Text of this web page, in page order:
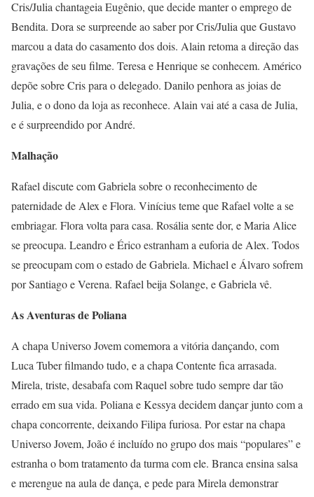
Cris/Julia chantageia Eugênio, que decide manter o emprego de
Bendita. Dora se surpreende ao saber por Cris/Julia que Gustavo
marcou a data do casamento dos dois. Alain retoma a direção das
gravações de seu filme. Teresa e Henrique se conhecem. Américo
depõe sobre Cris para o delegado. Danilo penhora as joias de
Julia, e o dono da loja as reconhece. Alain vai até a casa de Julia,
e é surpreendido por André.
Malhação
Rafael discute com Gabriela sobre o reconhecimento de
paternidade de Alex e Flora. Vinícius teme que Rafael volte a se
embriagar. Flora volta para casa. Rosália sente dor, e Maria Alice
se preocupa. Leandro e Érico estranham a euforia de Alex. Todos
se preocupam com o estado de Gabriela. Michael e Álvaro sofrem
por Santiago e Verena. Rafael beija Solange, e Gabriela vê.
As Aventuras de Poliana
A chapa Universo Jovem comemora a vitória dançando, com
Luca Tuber filmando tudo, e a chapa Contente fica arrasada.
Mirela, triste, desabafa com Raquel sobre tudo sempre dar tão
errado em sua vida. Poliana e Kessya decidem dançar junto com a
chapa concorrente, deixando Filipa furiosa. Por estar na chapa
Universo Jovem, João é incluído no grupo dos mais “populares” e
estranha o bom tratamento da turma com ele. Branca ensina salsa
e merengue na aula de dança, e pede para Mirela demonstrar